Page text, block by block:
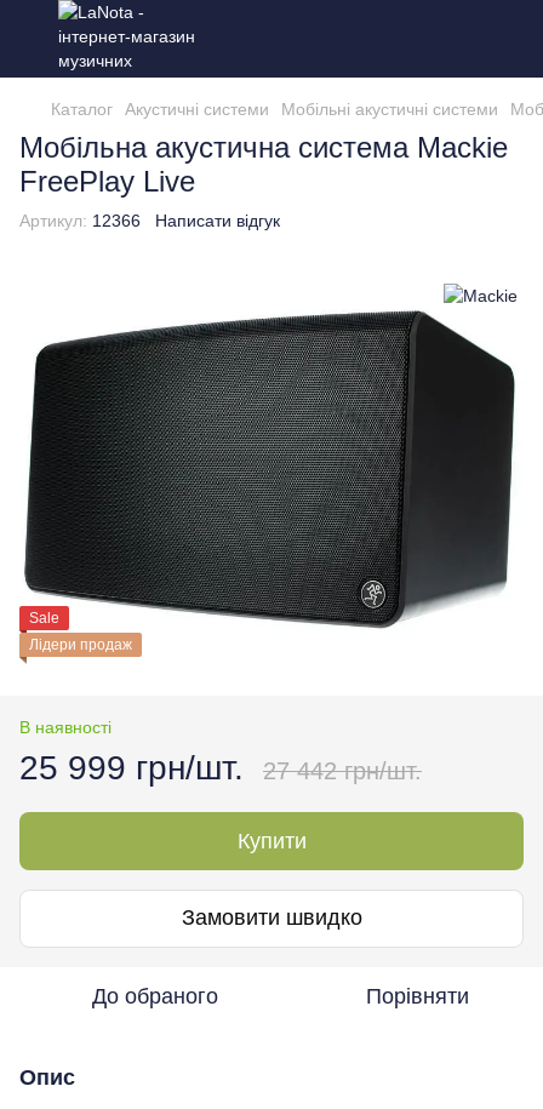
Каталог Акустичні системи Мобільні акустичні системи
Мобільна акустична система Mackie
FreePlay Live
Артикул: 12366 Написати відгук
Sale
Лідери продаж
В наявності
25 999 грн/шт. 27 442 грн/шт.
Купити
Замовити швидко
До обраного Порівняти
Опис